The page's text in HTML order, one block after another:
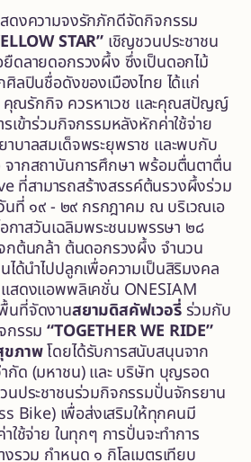
ดงความจงรักภักดีจัดกิจกรรม
STAR” เชิญชวนประชาชน
ดลายดอกรวงผึ้ง ซึ่งเป็นดอกไม้
ศิลปินชื่อดังของเมืองไทย ได้แก่
คุณรักกิจ ควรหาเวช และคุณสปัญญ์
เข้าร่วมกิจกรรมหลังหักค่าใช้จ่าย
บาลสมเด็จพระยุพราช และพบกับ
ากสถาบันการศึกษา พร้อมตื่นตาตื่น
ที่สามารถสร้างสรรค์ต้นรวงผึ้งร่วม
นที่ ๑๙ - ๒๙ กรกฎาคม ณ บริเวณเอ
กาสวันเฉลิมพระชนมพรรษา ๒๘
กต้นกล้า ต้นดอกรวงผึ้ง จำนวน
ได้นำไปปลูกเพื่อความเป็นสิริมงคล
สดงแอพพลิเคชั่น ONESIAM
นที่จัดงานสยามดิสคัฟเวอรี่ร่วมกับ
กรรม“TOGETHER WE RIDE”
ขภาพโดยได้รับการสนับสนุนจาก
กัด (มหาชน) และ บริษัท บุญรอด
นประชาชนร่วมกิจกรรมปั่นจักรยาน
Bike) เพื่อส่งเสริมให้ทุกคนมี
ใช้จ่าย ในทุกๆ การปั่นจะทำการ
งรวม กำหนด ๑ กิโลเมตรเทียบ